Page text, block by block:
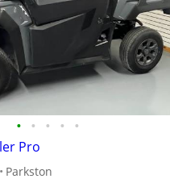
• • • • •
Pro
Parkston